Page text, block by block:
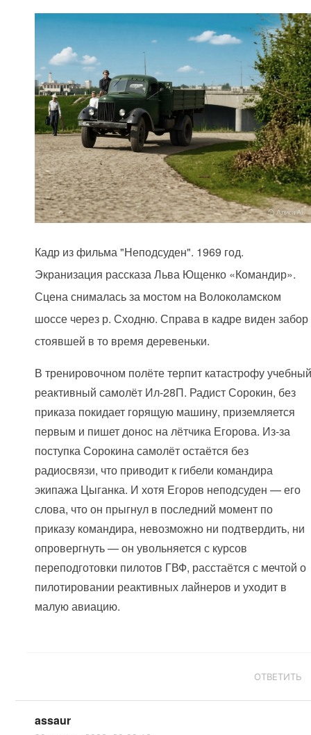
Кадр из фильма "Неподсуден". 1969 год.
Экранизация рассказа Льва Ющенко «Командир».
Сцена снималась за мостом на Волоколамском
шоссе через р. Сходню. Справа в кадре виден забор
стоявшей в то время деревеньки.
В тренировочном полёте терпит катастрофу
реактивный самолёт Ил-28П. Радист Сорокин, без
приказа покидает горящую машину, приземляется
первым и пишет донос на лётчика Егорова. Из-за
поступка Сорокина самолёт остаётся без
радиосвязи, что приводит к гибели командира
экипажа Цыганка. И хотя Егоров неподсуден — его
слова, что он прыгнул в последний момент по
приказу командира, невозможно ни подтвердить, ни
опровергнуть — он увольняется с курсов
переподготовки пилотов ГВФ, расстаётся с мечтой о
пилотировании реактивных лайнеров и уходит в
малую авиацию.
ОТВЕТИТЬ
assaur